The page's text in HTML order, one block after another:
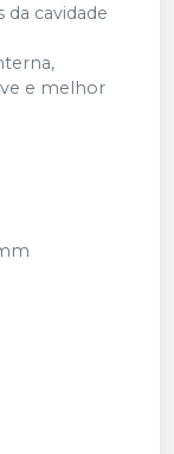
da cavidade
e melhor